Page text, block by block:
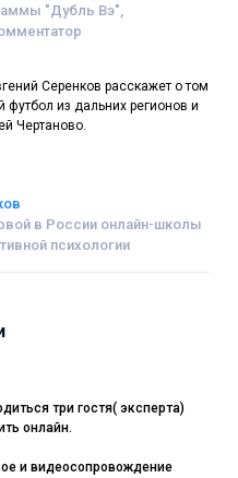
"Дубль Вэ",
Серенков расскажет о том
футбол из дальних регионов и
Чертаново.
в России онлайн-школы
психологии
три гостя( эксперта)
онлайн.
и видеосопровождение